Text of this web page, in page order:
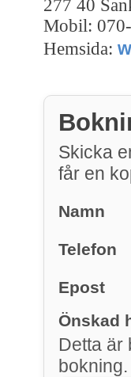
277 40
Mobil:
Hemsida:
Skicka
får en
Namn
Telefon
Epost
Önskad
Detta är
bokning.